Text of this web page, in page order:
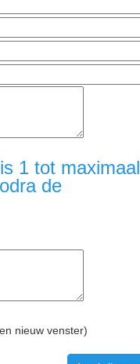
1 tot maximaal
de
nieuw venster)